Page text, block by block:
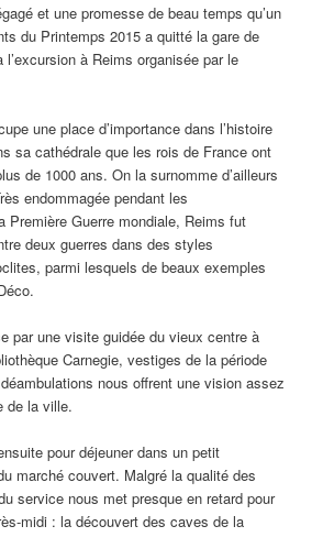
et une promesse de beau temps qu’un
du Printemps 2015 a quitté la gare de
l’excursion à Reims organisée par le
une place d’importance dans l’histoire
sa cathédrale que les rois de France ont
de 1000 ans. On la surnomme d’ailleurs
endommagée pendant les
Première Guerre mondiale, Reims fut
deux guerres dans des styles
parmi lesquels de beaux exemples
par une visite guidée du vieux centre à
Carnegie, vestiges de la période
nous offrent une vision assez
de la ville.
pour déjeuner dans un petit
marché couvert. Malgré la qualité des
service nous met presque en retard pour
midi : la découvert des caves de la